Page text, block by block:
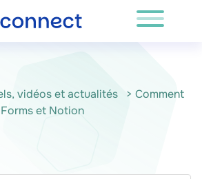
vidéos et actualités
> Comment
et Notion